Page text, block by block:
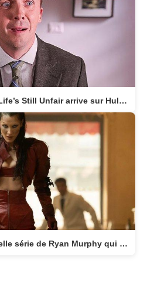
Malcolm in the Middle : Life’s Still Unfair arrive sur Hulu le 10 avril 2026
FX The Beauty : la nouvelle série de Ryan Murphy qui transforme la beauté en arme fatale